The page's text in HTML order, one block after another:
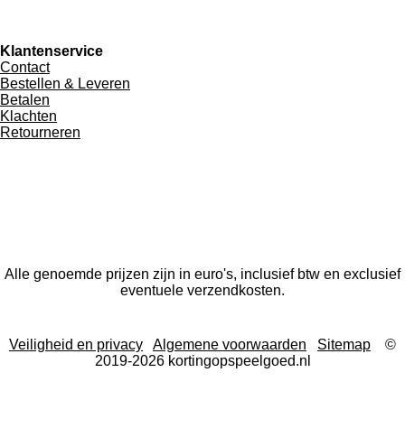
Klantenservice
Contact
Bestellen & Leveren
Betalen
Klachten
Retourneren
Alle genoemde prijzen zijn in euro's, inclusief btw en exclusief
eventuele verzendkosten.
Veiligheid en privacy Algemene voorwaarden Sitemap ©
2019-2026 kortingopspeelgoed.nl